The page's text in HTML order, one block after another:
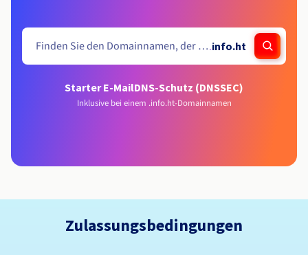
.info.ht
Starter E-MailDNS-Schutz (DNSSEC)
Inklusive bei einem .info.ht-Domainnamen
Zulassungsbedingungen